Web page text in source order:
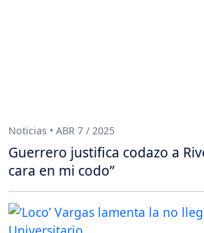
Noticias • ABR 7 / 2025
Guerrero justifica codazo a
cara en mi codo”